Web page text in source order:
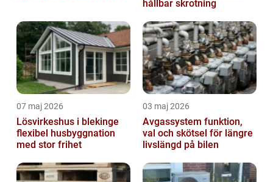
hållbar skrotning
07 maj 2026
Lösvirkeshus i blekinge
flexibel husbyggnation
med stor frihet
03 maj 2026
Avgassystem funktion,
val och skötsel för längre
livslängd på bilen